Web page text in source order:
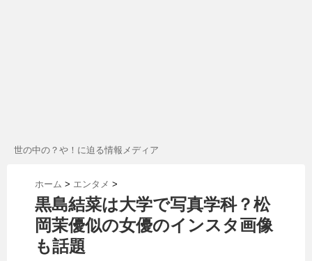
世の中の？や！に迫る情報メディア
ホーム > エンタメ >
黒島結菜は大学で写真学科？松
岡茉優似の女優のインスタ画像
も話題